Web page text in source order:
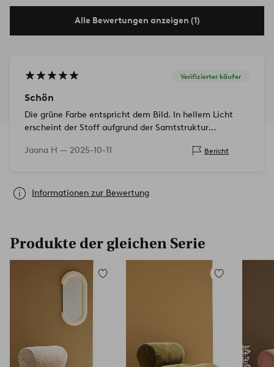
Alle Bewertungen anzeigen (1)
Verifizierter käufer
Schön
Die grüne Farbe entspricht dem Bild. In hellem Licht
erscheint der Stoff aufgrund der Samtstruktur
nicht bequem ganz vorne auf dem Sofa sitz…
Jaana H — 2025-10-11 Bericht
Informationen zur Bewertung
Produkte der gleichen Serie
Zu
Zu